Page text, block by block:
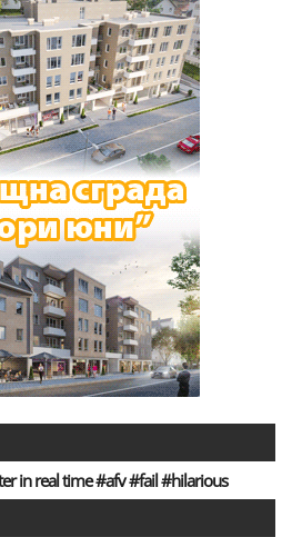
in real time #afv #fail #hilarious